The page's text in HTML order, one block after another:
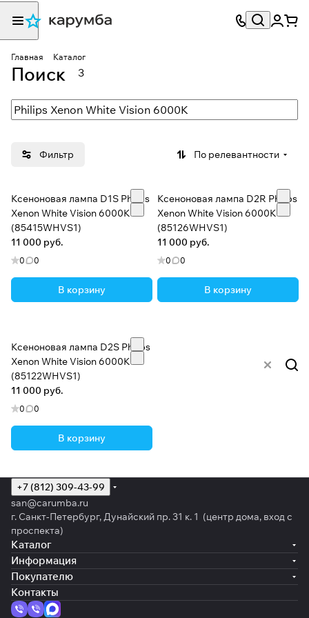
Главная Каталог
Поиск 3
Фильтр По релевантности
Ксеноновая лампа D1S Philips
Xenon White Vision 6000K
(85415WHVS1)
11 000 руб.
0 0
В корзину
Ксеноновая лампа D2R Philips
Xenon White Vision 6000K
(85126WHVS1)
11 000 руб.
0 0
В корзину
Ксеноновая лампа D2S Philips
Xenon White Vision 6000K
(85122WHVS1)
11 000 руб.
0 0
В корзину
+7 (812) 309-43-99
san@carumba.ru
г. Санкт-Петербург, Дунайский пр. 31 к. 1 (центр дома, вход с
проспекта)
Каталог
Информация
Покупателю
Контакты